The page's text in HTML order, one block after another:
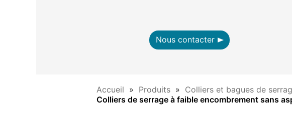
Nous contacter
Accueil Produits Colliers et bagues de
Colliers de serrage à faible encombrement sans